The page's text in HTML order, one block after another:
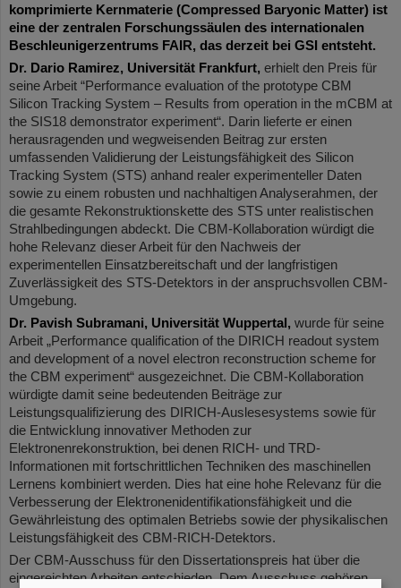
komprimierte Kernmaterie (Compressed Baryonic Matter) ist
eine der zentralen Forschungssäulen des internationalen
Beschleunigerzentrums FAIR, das derzeit bei GSI entsteht.
Dr. Dario Ramirez, Universität Frankfurt, erhielt den Preis für
seine Arbeit “Performance evaluation of the prototype CBM
Silicon Tracking System – Results from operation in the mCBM at
the SIS18 demonstrator experiment“. Darin lieferte er einen
herausragenden und wegweisenden Beitrag zur ersten
umfassenden Validierung der Leistungsfähigkeit des Silicon
Tracking System (STS) anhand realer experimenteller Daten
sowie zu einem robusten und nachhaltigen Analyserahmen, der
die gesamte Rekonstruktionskette des STS unter realistischen
Strahlbedingungen abdeckt. Die CBM-Kollaboration würdigt die
hohe Relevanz dieser Arbeit für den Nachweis der
experimentellen Einsatzbereitschaft und der langfristigen
Zuverlässigkeit des STS-Detektors in der anspruchsvollen CBM-
Umgebung.
Dr. Pavish Subramani, Universität Wuppertal, wurde für seine
Arbeit „Performance qualification of the DIRICH readout system
and development of a novel electron reconstruction scheme for
the CBM experiment“ ausgezeichnet. Die CBM-Kollaboration
würdigte damit seine bedeutenden Beiträge zur
Leistungsqualifizierung des DIRICH-Auslesesystems sowie für
die Entwicklung innovativer Methoden zur
Elektronenrekonstruktion, bei denen RICH- und TRD-
Informationen mit fortschrittlichen Techniken des maschinellen
Lernens kombiniert werden. Dies hat eine hohe Relevanz für die
Verbesserung der Elektronenidentifikationsfähigkeit und die
Gewährleistung des optimalen Betriebs sowie der physikalischen
Leistungsfähigkeit des CBM-RICH-Detektors.
Der CBM-Ausschuss für den Dissertationspreis hat über die
eingereichten Arbeiten entschieden. Dem Ausschuss gehören